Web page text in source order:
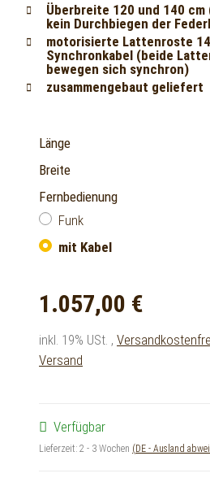
Überbreite 120 und 140 cm
kein Durchbiegen der
motorisierte Lattenroste
Synchronkabel (beide
bewegen sich synchron)
zusammengebaut geliefert
Länge
Breite
Fernbedienung
Funk
mit Kabel
1.057,00 €
inkl. 19% USt. ,
Versand
Verfügbar
Lieferzeit: 2 - 3 Wochen (DE - Ausland